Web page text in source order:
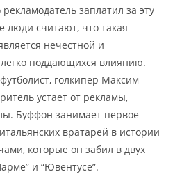
заплатил за эту
люди считают, что такая
нечестной и
поддающихся влиянию.
голкипер Максим
устает от рекламы,
Буффон занимает первое
вратарей в истории
которые он забил в двух
и “Ювентусе”.